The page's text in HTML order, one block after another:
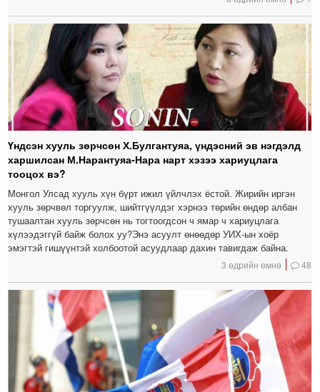
Үндсэн хууль зөрчсөн Х.Булгантуяа, үндэсний эв нэгдэлд
харшилсан М.Нарантуяа-Нара нарт хэзээ хариуцлага
тооцох вэ?
Монгол Улсад хууль хүн бүрт ижил үйлчлэх ёстой. Жирийн иргэн
хууль зөрчвөл торгуулж, шийтгүүлдэг хэрнээ төрийн өндөр албан
тушаалтан хууль зөрчсөн нь тогтоогдсон ч ямар ч хариуцлага
хүлээдэггүй байж болох уу?Энэ асуулт өнөөдөр УИХ-ын хоёр
эмэгтэй гишүүнтэй холбоотой асуудлаар дахин тавигдаж байна.
3 өдрийн өмнө 48